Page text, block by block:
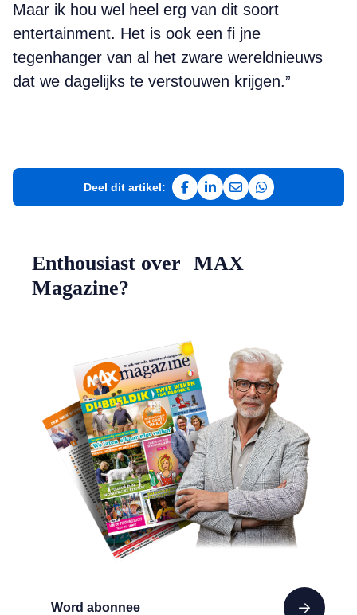
Maar ik hou wel heel erg van dit soort
entertainment. Het is ook een fi jne
tegenhanger van al het zware wereldnieuws
dat we dagelijks te verstouwen krijgen.”
Deel dit artikel:
Deel op Facebook
Deel op LinkedIn
Deel via e-mail
Deel via
Word abonnee
Enthousiast over MAX
Magazine?